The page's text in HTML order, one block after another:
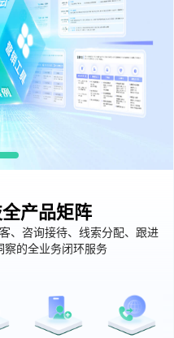
产品矩阵
、咨询接待、线索分配、跟进
的全业务闭环服务